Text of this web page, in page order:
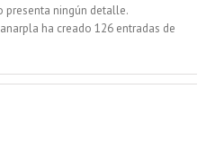
presenta ningún detalle.
ha creado 126 entradas de